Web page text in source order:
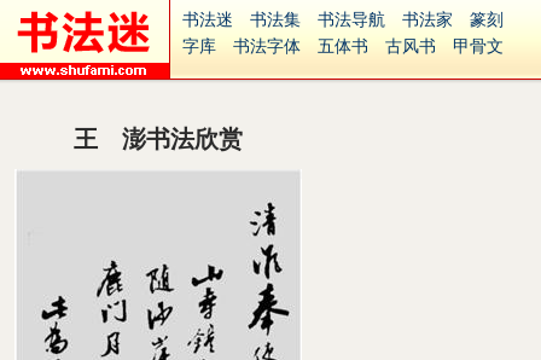
书法迷 书法集 书法导航 书法家
篆刻
字库
书法字体 五体书 古风书
甲骨文
集字
字形
古籍
中医
免费字体
P图宝
捐赠
王 澎书法欣赏